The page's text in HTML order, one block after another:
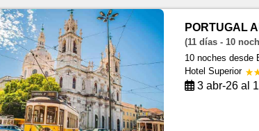
PORTUGAL
(11 días - 10
10 noches desde
Hotel Superior
3 abr-26 al